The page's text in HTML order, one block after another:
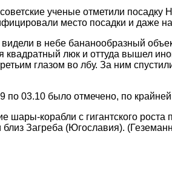
ученые отметили посадку
место посадки и даже
в небе бананообразный
квадратный люк и оттуда вышел
глазом во лбу. За ним
по 03.10 было отмечено, по
шары-корабли с гигантского
Загреба (Югославия).